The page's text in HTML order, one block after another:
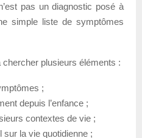
pas un diagnostic posé à
simple liste de symptômes
plusieurs éléments :
;
depuis l’enfance ;
contextes de vie ;
sur la vie quotidienne ;